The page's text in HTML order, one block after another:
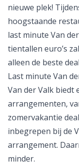
nieuwe plek!
hoogstaande
last minute Van
tientallen euro’s
alleen de beste
Last minute Van
Van der Valk biedt
arrangementen,
zomervakantie
inbegrepen bij de
arrangement.
minder.